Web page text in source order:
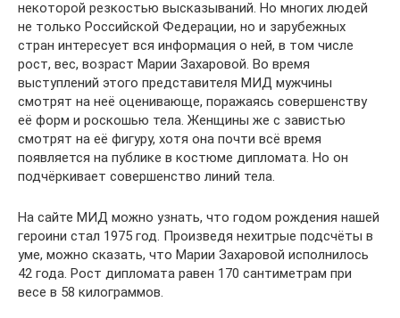
некоторой резкостью высказываний. Но многих людей
не только Российской Федерации, но и зарубежных
стран интересует вся информация о ней, в том числе
рост, вес, возраст Марии Захаровой. Во время
выступлений этого представителя МИД мужчины
смотрят на неё оценивающе, поражаясь совершенству
её форм и роскошью тела. Женщины же с завистью
смотрят на её фигуру, хотя она почти всё время
появляется на публике в костюме дипломата. Но он
подчёркивает совершенство линий тела.
На сайте МИД можно узнать, что годом рождения нашей
героини стал 1975 год. Произведя нехитрые подсчёты в
уме, можно сказать, что Марии Захаровой исполнилось
42 года. Рост дипломата равен 170 сантиметрам при
весе в 58 килограммов.